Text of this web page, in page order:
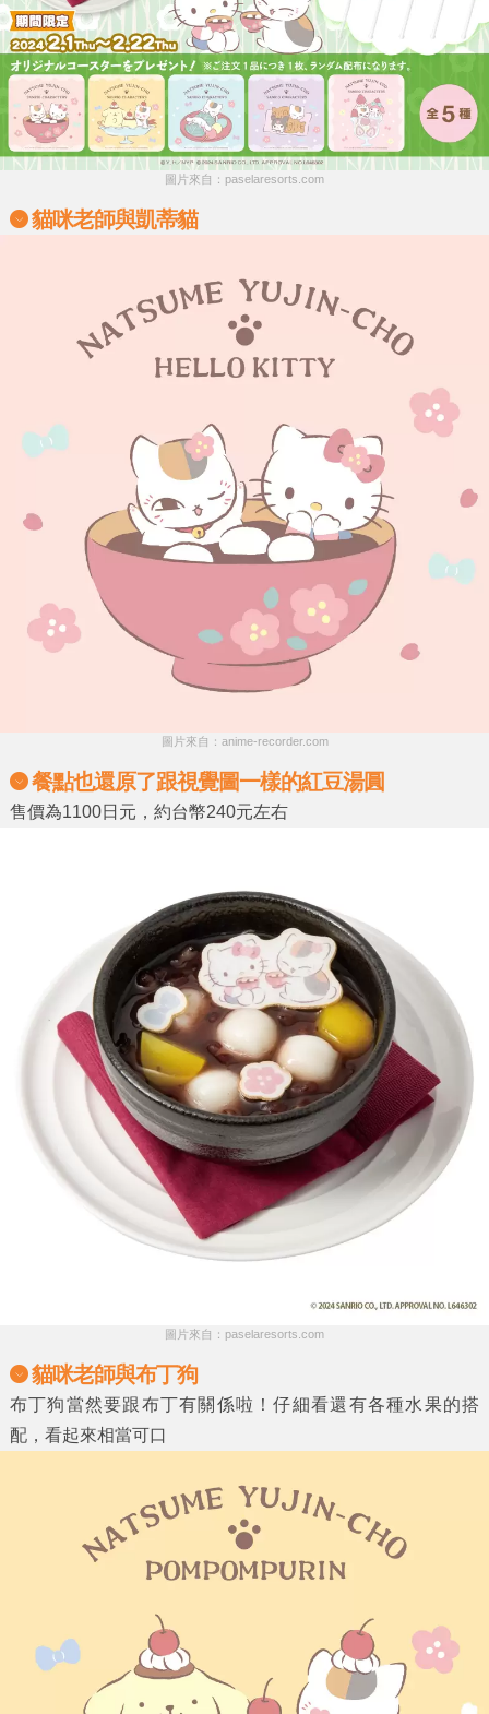
圖片來自：paselaresorts.com
貓咪老師與凱蒂貓
圖片來自：anime-recorder.com
餐點也還原了跟視覺圖一樣的紅豆湯圓
售價為1100日元，約台幣240元左右
圖片來自：paselaresorts.com
貓咪老師與布丁狗
布丁狗當然要跟布丁有關係啦！仔細看還有各種水果的搭
配，看起來相當可口